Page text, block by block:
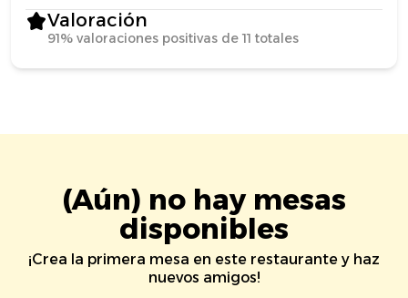
Valoración
91% valoraciones positivas de 11 totales
(Aún) no hay mesas
disponibles
¡Crea la primera mesa en este restaurante y haz
nuevos amigos!